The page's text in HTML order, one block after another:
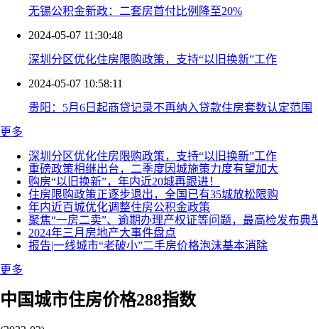
无锡公积金新政：二套房首付比例降至20%
2024-05-07 11:30:48
深圳分区优化住房限购政策，支持“以旧换新”工作
2024-05-07 10:58:11
贵阳：5月6日起商贷记录不再纳入贷款住房套数认定范围
更多
深圳分区优化住房限购政策，支持“以旧换新”工作
重磅政策相继出台，二季度因城施策力度有望加大
购房“以旧换新”，年内近20城再跟进！
住房限购政策正逐步退出，全国已有35城放松限购
年内近百城优化调整住房公积金政策
聚焦“一房二卖”、逾期办理产权证等问题，最高检发布典
2024年三月房地产大事件盘点
报告|一线城市“老破小”二手房价格泡沫基本消除
更多
中国城市住房价格288指数